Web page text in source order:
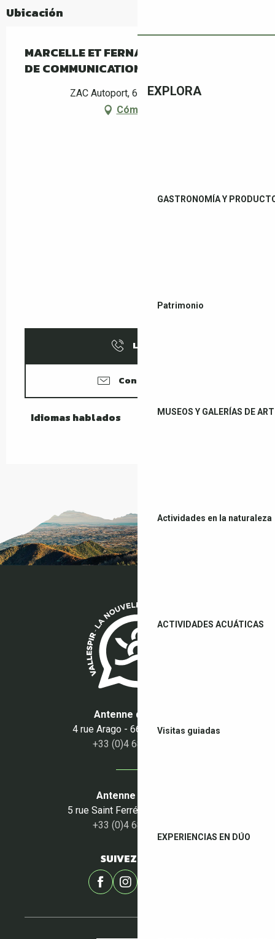
EXPLORA
GASTRONOMÍA Y
Patrimonio
MUSEOS Y GALERÍAS DE
Actividades en la naturaleza
ACTIVIDADES ACUÁTICAS
Visitas guiadas
EXPERIENCIAS EN DÚO
Ubicación
MARCELLE ET FERNAND MANUFACTURE
DE COMMUNICATION
ZAC Autoport, 66160 Le Boulou
Cómo llegar
Llamar
Contáctenos
Idiomas hablados
Idiomas hablados
Antenne du Boulou
4 rue Arago - 66160 Le Boulou
+33 (0)4 68 87 50 95
Antenne du Céret
5 rue Saint Ferréol - 66400 Céret
+33 (0)4 68 87 00 53
SUIVEZ-NOUS !